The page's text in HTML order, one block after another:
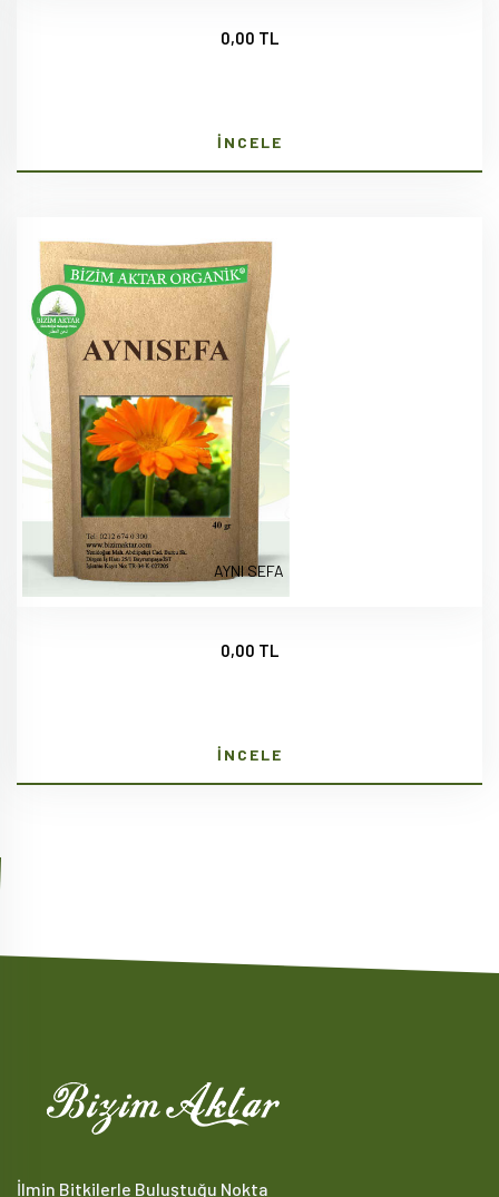
0,00 TL
İNCELE
AYNI SEFA
0,00 TL
İNCELE
İlmin Bitkilerle Buluştuğu Nokta